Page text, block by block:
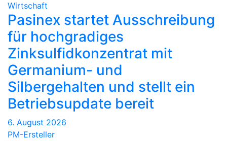
Wirtschaft
Pasinex startet Ausschreibung
für hochgradiges
Zinksulfidkonzentrat mit
Germanium- und
Silbergehalten und stellt ein
Betriebsupdate bereit
6. August 2026
PM-Ersteller